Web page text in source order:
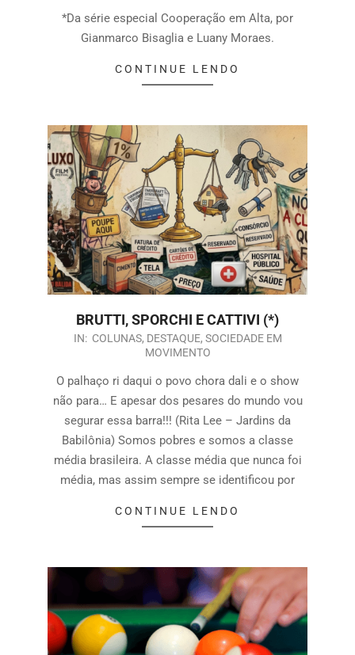
*Da série especial Cooperação em Alta, por
Gianmarco Bisaglia e Luany Moraes.
CONTINUE LENDO
BRUTTI, SPORCHI E CATTIVI (*)
IN: COLUNAS, DESTAQUE, SOCIEDADE EM
MOVIMENTO
O palhaço ri daqui o povo chora dali e o show
não para… E apesar dos pesares do mundo vou
segurar essa barra!!! (Rita Lee – Jardins da
Babilônia) Somos pobres e somos a classe
média brasileira. A classe média que nunca foi
média, mas assim sempre se identificou por
CONTINUE LENDO